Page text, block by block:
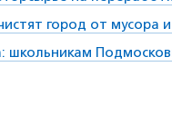
город от мусора
школьникам